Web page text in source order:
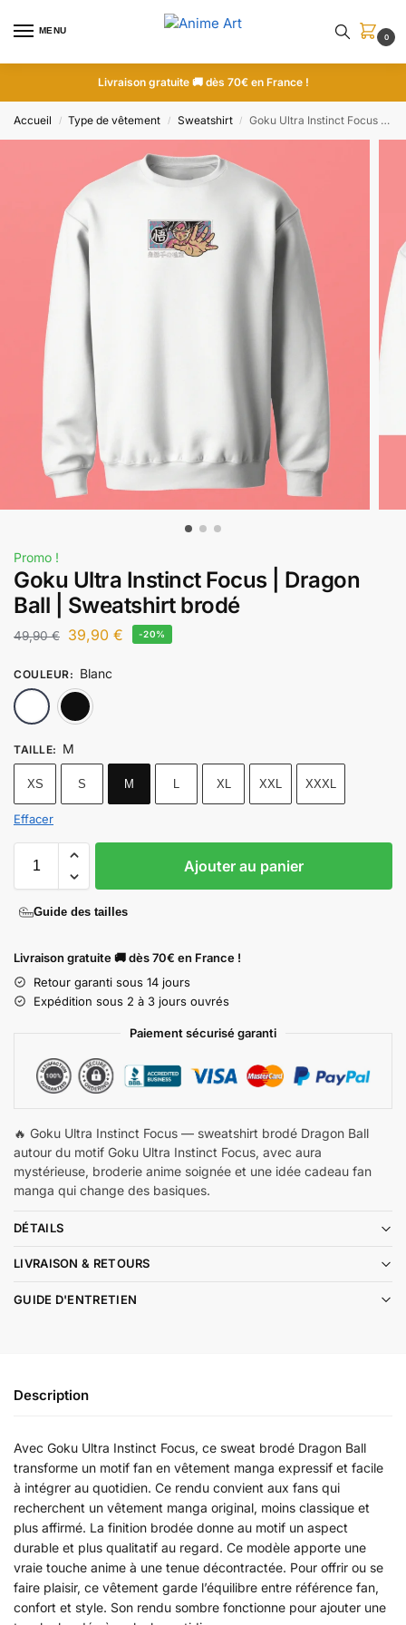
MENU
0
Livraison gratuite 🚚 dès 70€ en France !
Accueil / Type de vêtement / Sweatshirt / Goku Ultra Instinct Focus | Dragon Ball | Sweatshirt brodé
Promo !
Goku Ultra Instinct Focus | Dragon
Ball | Sweatshirt brodé
49,90€ 39,90 € -20%
COULEUR: Blanc
TAILLE: M
XS S M L XL XXL XXXL
Effacer
Ajouter au panier
Guide des tailles
Livraison gratuite 🚚 dès 70€ en France !
Retour garanti sous 14 jours
Expédition sous 2 à 3 jours ouvrés
Paiement sécurisé garanti
🔥 Goku Ultra Instinct Focus — sweatshirt brodé Dragon Ball
autour du motif Goku Ultra Instinct Focus, avec aura
mystérieuse, broderie anime soignée et une idée cadeau fan
manga qui change des basiques.
DÉTAILS
LIVRAISON & RETOURS
GUIDE D'ENTRETIEN
Description
Avec Goku Ultra Instinct Focus, ce sweat brodé Dragon Ball
transforme un motif fan en vêtement manga expressif et facile
à intégrer au quotidien. Ce rendu convient aux fans qui
recherchent un vêtement manga original, moins classique et
plus affirmé. La finition brodée donne au motif un aspect
durable et plus qualitatif au regard. Ce modèle apporte une
vraie touche anime à une tenue décontractée. Pour offrir ou se
faire plaisir, ce vêtement garde l’équilibre entre référence fan,
confort et style. Son rendu sombre fonctionne pour ajouter une